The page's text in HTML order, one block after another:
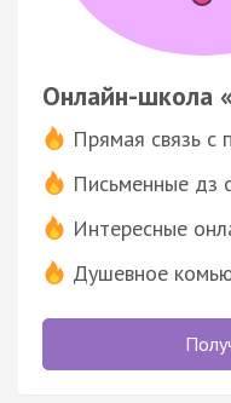
Онлайн-школа
Прямая связь с
Письменные дз
Интересные
Душевное